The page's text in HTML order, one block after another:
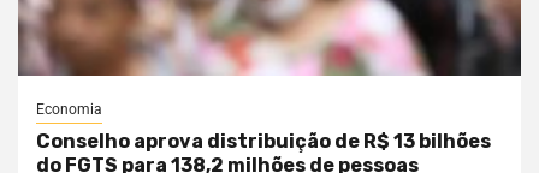
Economia
Conselho aprova distribuição de R$ 13 bilhões
do FGTS para 138,2 milhões de pessoas